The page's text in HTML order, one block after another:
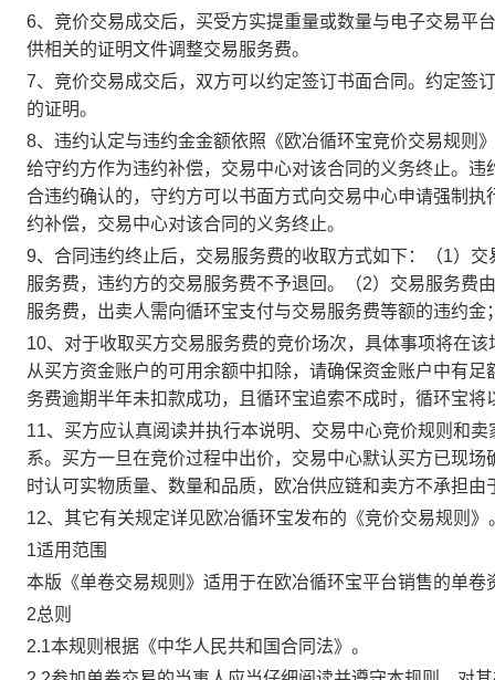
6、竞价交易成交后，买受方实提重量或数量与电子交易平
供相关的证明文件调整交易服务费。
7、竞价交易成交后，双方可以约定签订书面合同。约定签
的证明。
8、违约认定与违约金金额依照《欧冶循环宝竞价交易规则
给守约方作为违约补偿，交易中心对该合同的义务终止。
合违约确认的，守约方可以书面方式向交易中心申请强制
约补偿，交易中心对该合同的义务终止。
9、合同违约终止后，交易服务费的收取方式如下：（1）
服务费，违约方的交易服务费不予退回。（2）交易服务费
服务费，出卖人需向循环宝支付与交易服务费等额的违约
10、对于收取买方交易服务费的竞价场次，具体事项将在
从买方资金账户的可用余额中扣除，请确保资金账户中有
务费逾期半年未扣款成功，且循环宝追索不成时，循环宝将
11、买方应认真阅读并执行本说明、交易中心竞价规则和
系。买方一旦在竞价过程中出价，交易中心默认买方已现
时认可实物质量、数量和品质，欧冶供应链和卖方不承担由
12、其它有关规定详见欧冶循环宝发布的《竞价交易规则》
1适用范围
本版《单卷交易规则》适用于在欧冶循环宝平台销售的单卷
2总则
2.1本规则根据《中华人民共和国合同法》。